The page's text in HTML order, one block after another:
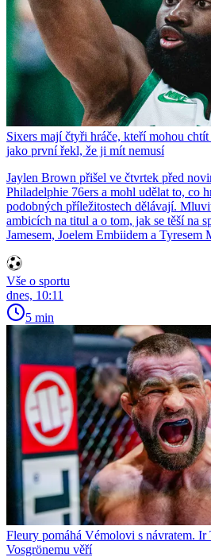
Sixers mají čtyři hráče, kteří mohou
jako první řekl, že ji mít nemusí
Jaylen Brown přišel ve čtvrtek před
Philadelphie 76ers a mohl udělat to, co
podobných příležitostech dělávají.
ambicích na titul a o tom, jak se těší na
Jamesem, Joelem Embiidem a Tyresem
Vše o sportu
dnes, 10:11
5 min
Fleury pomáhá Vémolovi s návratem. Ir
Vosgrönemu věří